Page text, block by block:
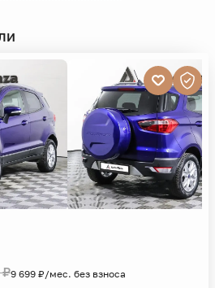
₽9 699 ₽/мес. без взноса